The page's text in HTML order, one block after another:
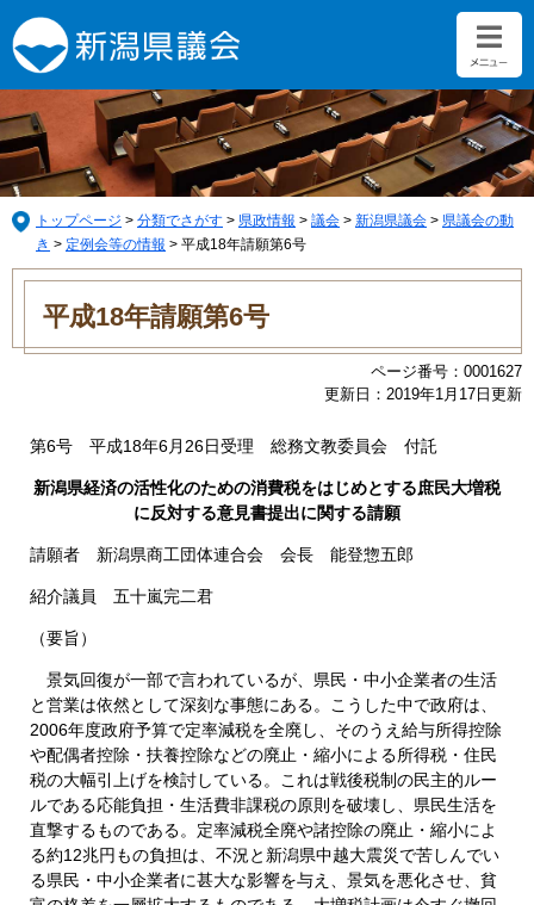
ー
ジ
の
先
頭
で
す。
ニ
ュ
ー
を
飛
ば
し
て
トップページ > 分類でさがす > 県政情報 > 議会 > 新潟県議会 > 県議会の動
き > 定例会等の情報 > 平成18年請願第6号
本
平成18年請願第6号
ページ番号：0001627
更新日：2019年1月17日更新
第6号 平成18年6月26日受理 総務文教委員会 付託
新潟県経済の活性化のための消費税をはじめとする庶民大増税
に反対する意見書提出に関する請願
請願者 新潟県商工団体連合会 会長 能登惣五郎
紹介議員 五十嵐完二君
（要旨）
景気回復が一部で言われているが、県民・中小企業者の生活
と営業は依然として深刻な事態にある。こうした中で政府は、
2006年度政府予算で定率減税を全廃し、そのうえ給与所得控除
や配偶者控除・扶養控除などの廃止・縮小による所得税・住民
税の大幅引上げを検討している。これは戦後税制の民主的ルー
ルである応能負担・生活費非課税の原則を破壊し、県民生活を
直撃するものである。定率減税全廃や諸控除の廃止・縮小によ
る約12兆円もの負担は、不況と新潟県中越大震災で苦しんでい
る県民・中小企業者に甚大な影響を与え、景気を悪化させ、貧